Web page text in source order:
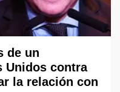
de un
Unidos contra
la relación con